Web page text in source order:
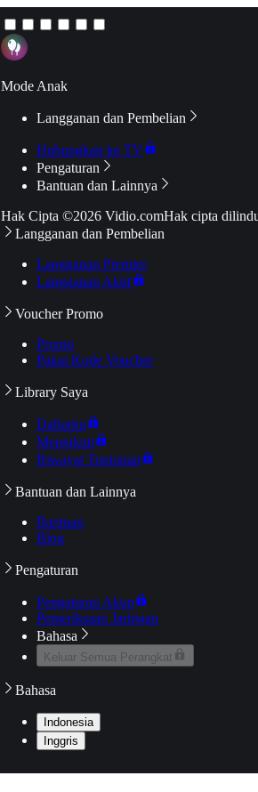
Mode Anak
Langganan dan Pembelian
Hubungkan ke TV
Pengaturan
Bantuan dan Lainnya
Hak Cipta ©2026 Vidio.comHak cipta
Langganan dan Pembelian
Langganan Premier
Langganan Aktif
Voucher Promo
Promo
Pakai Kode Voucher
Library Saya
Daftarku
Mengikuti
Riwayat Tontonan
Bantuan dan Lainnya
Bantuan
Blog
Pengaturan
Pengaturan Akun
Pemeriksaan Jaringan
Bahasa
Keluar Semua Perangkat
Bahasa
Indonesia
Inggris